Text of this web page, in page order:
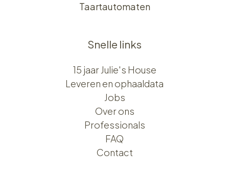
Taartautomaten
Snelle links
15 jaar Julie's House
Leveren en ophaaldata
Jobs
Over ons​​
Professionals
FAQ
Contact